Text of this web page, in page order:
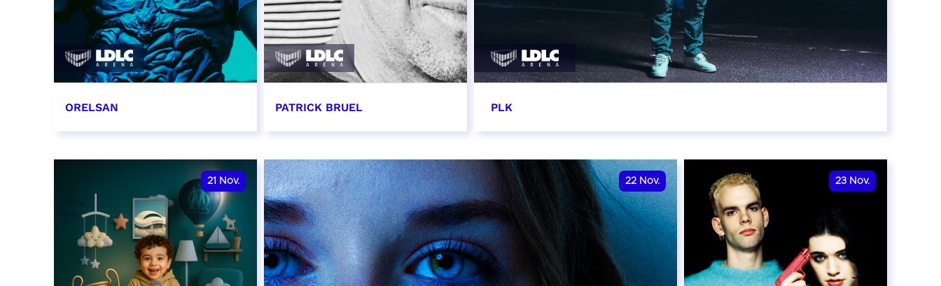
ORELSAN PATRICK BRUEL
RÉSERVER
PLK
RÉSERVER
21 Nov. 22 Nov. 23 Nov.